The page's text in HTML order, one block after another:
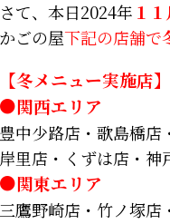
さて、本日2024年 １
かごの屋下記の店舗で
【冬メニュー実施店】
●関西エリア
豊中少路店・歌島橋店
岸里店・くずは店・
●関東エリア
三鷹野崎店・竹ノ塚店